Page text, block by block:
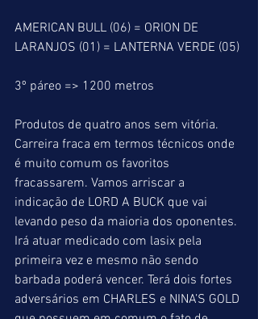
AMERICAN BULL (06) = ORION DE
LARANJOS (01) = LANTERNA VERDE (05)
3º páreo => 1200 metros
Produtos de quatro anos sem vitória.
Carreira fraca em termos técnicos onde
é muito comum os favoritos
fracassarem. Vamos arriscar a
indicação de LORD A BUCK que vai
levando peso da maioria dos oponentes.
Irá atuar medicado com lasix pela
primeira vez e mesmo não sendo
barbada poderá vencer. Terá dois fortes
adversários em CHARLES e NINA’S GOLD